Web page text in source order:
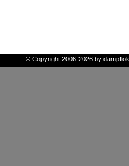
© Copyright 2006-2026 by